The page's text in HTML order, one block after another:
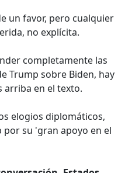
un favor, pero cualquier
no explícita.
completamente las
Trump sobre Biden, hay
arriba en el texto.
elogios diplomáticos,
por su 'gran apoyo en el